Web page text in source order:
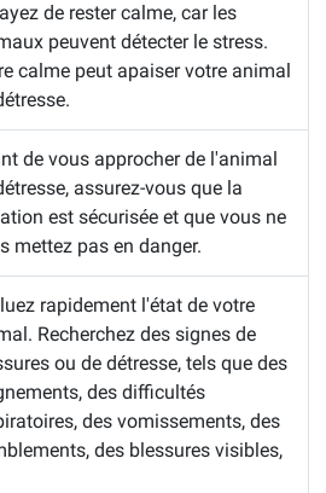
de rester calme, car les
peuvent détecter le stress.
calme peut apaiser votre animal
de vous approcher de l'animal
assurez-vous que la
est sécurisée et que vous ne
mettez pas en danger.
rapidement l'état de votre
Recherchez des signes de
ou de détresse, tels que des
des difficultés
des vomissements, des
des blessures visibles,